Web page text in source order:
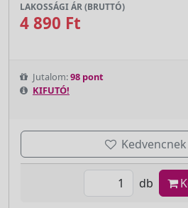
LAKOSSÁGI ÁR (BRUTTÓ)
4 890 Ft
Jutalom:98 pont
KIFUTÓ!
db